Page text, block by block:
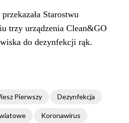
Starostwu
trzy urządzenia Clean&GO
do dezynfekcji rąk.
Pierwszy Dezynfekcja
Koronawirus